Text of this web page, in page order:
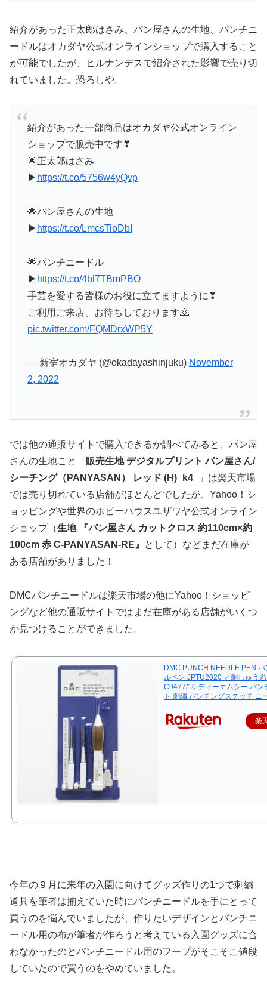
紹介があった正太郎はさみ、パン屋さんの生地、パンチニ
ードルはオカダヤ公式オンラインショップで購入すること
が可能でしたが、ヒルナンデスで紹介された影響で売り切
れていました。恐ろしや。
紹介があった一部商品はオカダヤ公式オンライン
ショップで販売中です❣
🌟正太郎はさみ
▶ https://t.co/5756w4yQvp
🌟パン屋さんの生地
▶ https://t.co/LmcsTioDbI
🌟パンチニードル
▶ https://t.co/4bi7TBmPBO
手芸を愛する皆様のお役に立てますように❣
ご利用ご来店、お待ちしております🙇
pic.twitter.com/FQMDrxWP5Y
— 新宿オカダヤ (@okadayashinjuku) November
2, 2022
では他の通販サイトで購入できるか調べてみると、パン屋
さんの生地こと「 販売生地 デジタルプリント パン屋さん/
シーチング（PANYASAN） レッド (H)_k4_
」は楽天市場
では売り切れている店舗がほとんどでしたが、Yahoo！シ
ョッピングや世界のホビーハウスユザワヤ公式オンライン
ショップ（生地 『パン屋さん カットクロス 約110cm×約
100cm 赤 C-PANYASAN-RE』
として）などまだ在庫が
ある店舗がありました！
DMCパンチニードルは楽天市場の他にYahoo！ショッピ
ングなど他の通販サイトではまだ在庫がある店舗がいくつ
か見つけることができました。
DMC PUNCH NEEDLE PEN
ルペン JPTU2020 ／刺しゅう
C9477/10 ディーエムシー パン
ト 刺繍 パンチングステッチ ニ
楽
今年の９月に来年の入園に向けてグッズ作りの1つで刺繍
道具を筆者は揃えていた時にパンチニードルを手にとって
買うのを悩んでいましたが、作りたいデザインとパンチニ
ードル用の布が筆者が作ろうと考えている入園グッズに合
わなかったのとパンチニードル用のフープがそこそこ値段
していたので買うのをやめていました。